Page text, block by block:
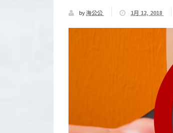
by海公公 1月 12, 2018